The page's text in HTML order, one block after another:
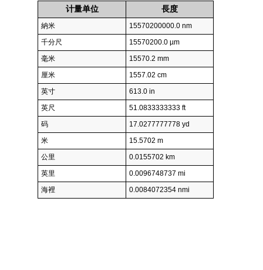
计量单位 長度
納米
15570200000.0 nm
千分尺
15570200.0 µm
毫米
15570.2 mm
厘米
1557.02 cm
英寸
613.0 in
英尺
51.0833333333 ft
码
17.0277777778 yd
米
15.5702 m
公里
0.0155702 km
英里
0.0096748737 mi
海裡
0.0084072354 nmi